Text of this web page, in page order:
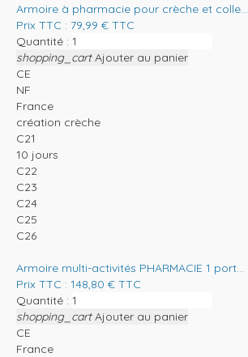
Armoire à pharmacie pour crèche et colle...
Prix TTC : 79,99 € TTC
Quantité :
shopping_cart Ajouter au panier
CE
NF
France
création crèche
C21
10 jours
C22
C23
C24
C25
C26
Armoire multi-activités PHARMACIE 1 port...
Prix TTC : 148,80 € TTC
Quantité :
shopping_cart Ajouter au panier
CE
France